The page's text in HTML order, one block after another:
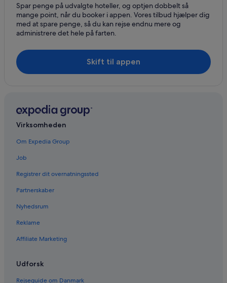
Spar penge på udvalgte hoteller, og optjen dobbelt så
mange point, når du booker i appen. Vores tilbud hjælper dig
med at spare penge, så du kan rejse endnu mere og
administrere det hele på farten.
Skift til appen
Virksomheden
Om Expedia Group
Job
Registrer dit overnatningssted
Partnerskaber
Nyhedsrum
Reklame
Affiliate Marketing
Udforsk
Rejseguide om Danmark